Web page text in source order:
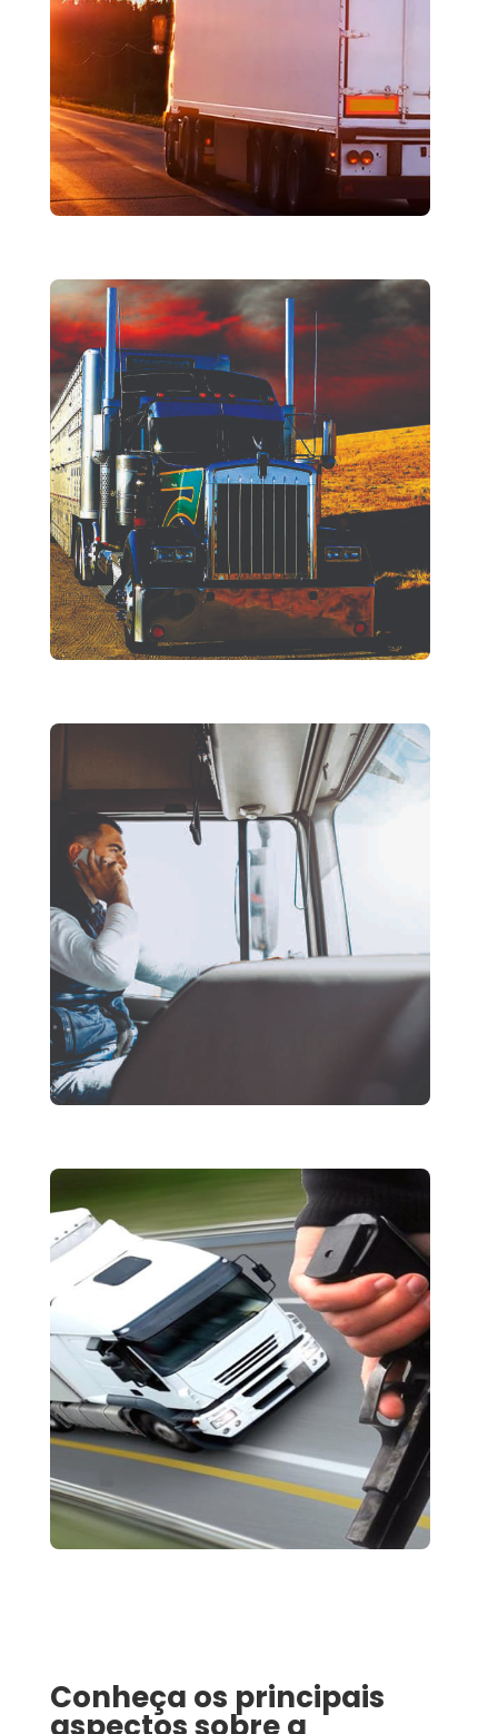
Conheça os principais
aspectos sobre a